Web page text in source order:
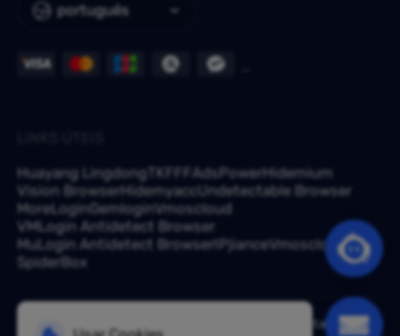
português
Huayang Lingdong TKFFF AdsPowerHidemium
Vision BrowserHidemyaccUndetectable Browser
MoreLoginGemlogin Vmoscloud
VMLogin Antidetect Browser
MuLogin Antidetect BrowserIPjianceVmoscloud
SpiderBox
Tem uma dúvida? Pergunte aos nossos especialistas em -